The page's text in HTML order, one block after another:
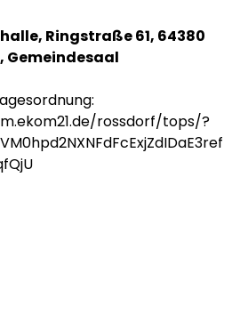
Ringstraße 61, 64380
Gemeindesaal
rossdorf/tops/?